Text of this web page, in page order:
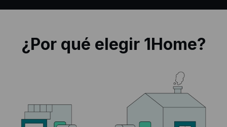
¿Por qué elegir 1Home?